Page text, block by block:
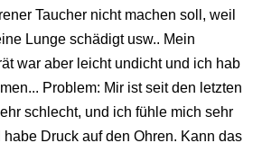
Taucher nicht machen soll, weil
Lunge schädigt usw.. Mein
war aber leicht undicht und ich hab
Problem: Mir ist seit den letzten
schlecht, und ich fühle mich sehr
Druck auf den Ohren. Kann das